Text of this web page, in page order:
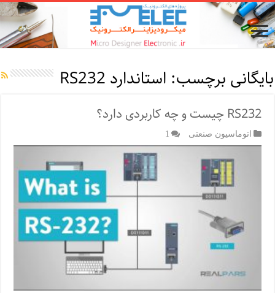
بایگانی برچسب: استاندارد RS232
RS232 چیست و چه کاربردی دارد؟
اتوماسیون صنعتی 1